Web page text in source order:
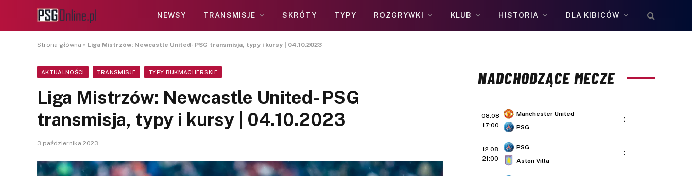
NEWSY TRANSMISJE SKRÓTY TYPY ROZGRYWKI KLUB HISTORIA DLA KIBICÓW
Strona główna » Liga Mistrzów: Newcastle United- PSG transmisja, typy i kursy | 04.10.2023
AKTUALNOŚCI TRANSMISJE TYPY BUKMACHERSKIE
Liga Mistrzów: Newcastle United- PSG
transmisja, typy i kursy | 04.10.2023
3 października 2023
NADCHODZĄCE MECZE
08.08
17:00
Manchester United
PSG
:
12.08
21:00
PSG
Aston Villa
: